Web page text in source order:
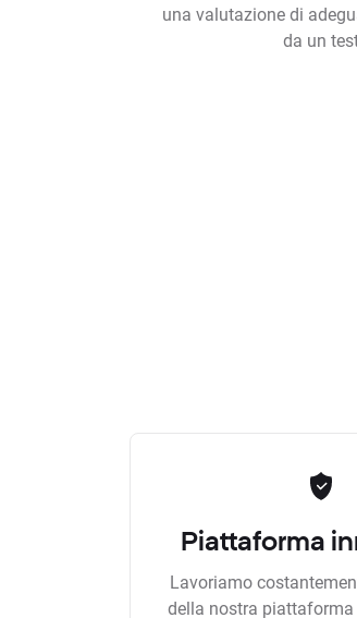
una valutazione di
da un
Piattaforma
Lavoriamo
della nostra